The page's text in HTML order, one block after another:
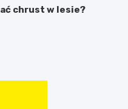
chrust w lesie?